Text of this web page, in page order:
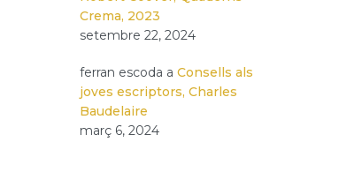
Crema, 2023
setembre 22, 2024
ferran escoda a Consells als
joves escriptors, Charles
Baudelaire
març 6, 2024